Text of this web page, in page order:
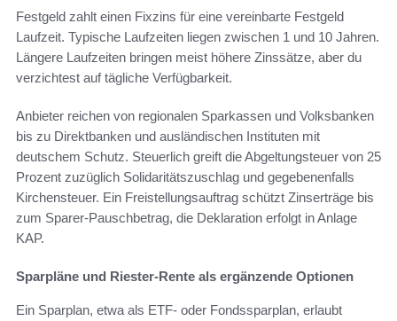
Festgeld zahlt einen Fixzins für eine vereinbarte Festgeld
Laufzeit. Typische Laufzeiten liegen zwischen 1 und 10 Jahren.
Längere Laufzeiten bringen meist höhere Zinssätze, aber du
verzichtest auf tägliche Verfügbarkeit.
Anbieter reichen von regionalen Sparkassen und Volksbanken
bis zu Direktbanken und ausländischen Instituten mit
deutschem Schutz. Steuerlich greift die Abgeltungsteuer von 25
Prozent zuzüglich Solidaritätszuschlag und gegebenenfalls
Kirchensteuer. Ein Freistellungsauftrag schützt Zinserträge bis
zum Sparer-Pauschbetrag, die Deklaration erfolgt in Anlage
KAP.
Sparpläne und Riester-Rente als ergänzende Optionen
Ein Sparplan, etwa als ETF- oder Fondssparplan, erlaubt